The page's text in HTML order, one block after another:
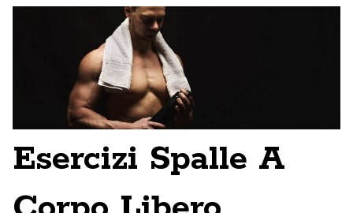
Esercizi Spalle A